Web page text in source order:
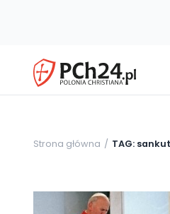
Strona główna TAG: